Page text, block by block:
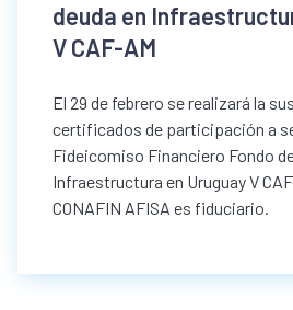
deuda en
V CAF-AM
El 29 de febrero se realizará la
certificados de participación a
Fideicomiso Financiero Fondo
Infraestructura en Uruguay V
CONAFIN AFISA es fiduciario.